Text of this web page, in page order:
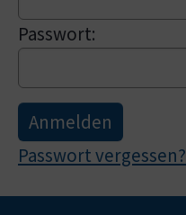
Passwort:
Passwort vergessen?